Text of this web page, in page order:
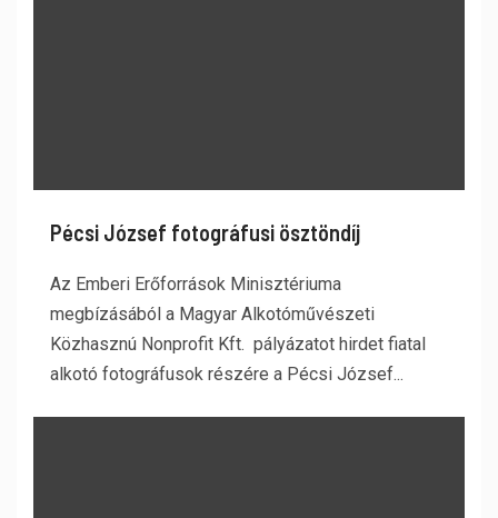
Pécsi József fotográfusi ösztöndíj
Az Emberi Erőforrások Minisztériuma
megbízásából a Magyar Alkotóművészeti
Közhasznú Nonprofit Kft. pályázatot hirdet fiatal
alkotó fotográfusok részére a Pécsi József...